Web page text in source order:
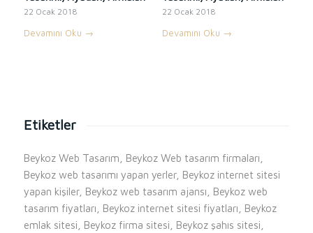
22 Ocak 2018
Devamını Oku →
22 Ocak 2018
Devamını Oku →
Etiketler
Beykoz Web Tasarım, Beykoz Web tasarım firmaları,
Beykoz web tasarımı yapan yerler, Beykoz internet sitesi
yapan kişiler, Beykoz web tasarım ajansı, Beykoz web
tasarım fiyatları, Beykoz internet sitesi fiyatları, Beykoz
emlak sitesi, Beykoz firma sitesi, Beykoz şahıs sitesi,